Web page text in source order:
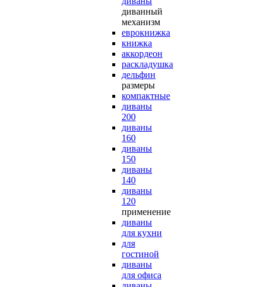
диванный
механизм
еврокнижка
книжка
аккордеон
раскладушка
дельфин
размеры
компактные
диваны
200
диваны
160
диваны
150
диваны
140
диваны
120
применение
диваны
для кухни
для
гостиной
диваны
для офиса